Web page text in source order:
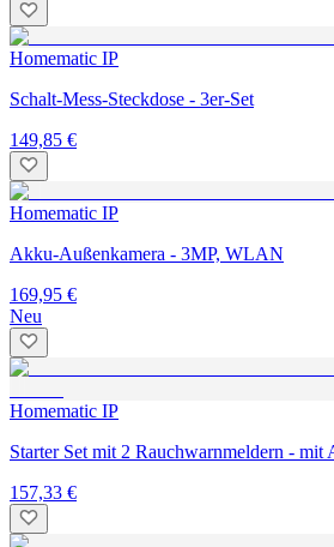
Homematic IP
Schalt-Mess-Steckdose - 3er-Set
149,85 €
Homematic IP
Akku-Außenkamera - 3MP, WLAN
169,95 €
Neu
Homematic IP
Starter Set mit 2 Rauchwarnmeldern - mit
157,33 €